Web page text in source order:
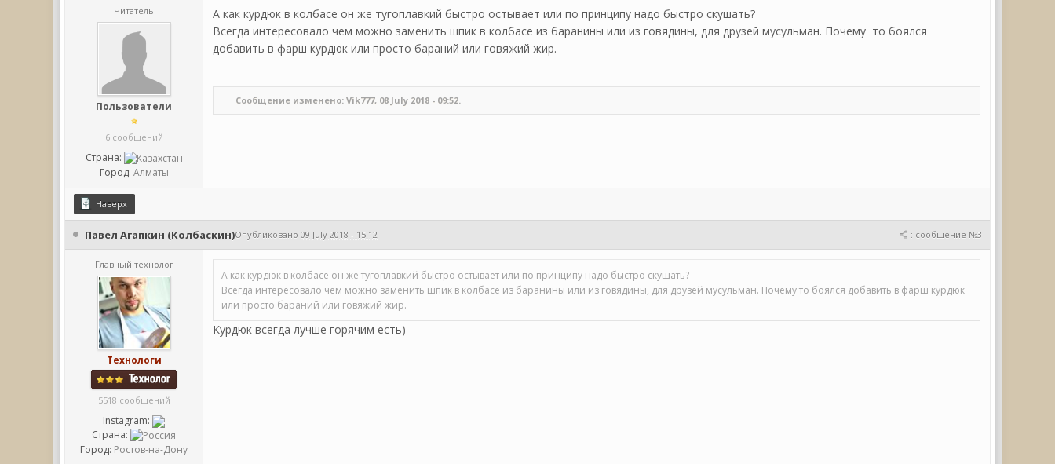
Читатель
Пользователи
6 сообщений
Страна:
Город: Алматы
А как курдюк в колбасе он же тугоплавкий быстро остывает или по принципу надо быстро скушать?
Всегда интересовало чем можно заменить шпик в колбасе из баранины или из говядины, для друзей мусульман. Почему то боялся
добавить в фарш курдюк или просто бараний или говяжий жир.
Сообщение изменено: Vik777, 08 July 2018 - 09:52.
Наверх
: сообщение №3
Павел Агапкин (Колбаскин)Опубликовано09 July 2018 - 15:12
Главный технолог
Технологи
5518 сообщений
Instagram:
Страна:
Город: Ростов-на-Дону
А как курдюк в колбасе он же тугоплавкий быстро остывает или по принципу надо быстро скушать?
Всегда интересовало чем можно заменить шпик в колбасе из баранины или из говядины, для друзей мусульман. Почему то боялся добавить в фарш курдюк
или просто бараний или говяжий жир.
Курдюк всегда лучше горячим есть)